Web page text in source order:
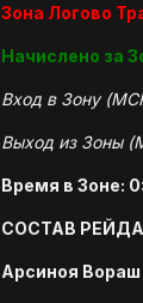
Зона Логово
Начислено за
Вход в Зону
Выход из Зоны
Время в Зоне:
СОСТАВ
Арсиноя